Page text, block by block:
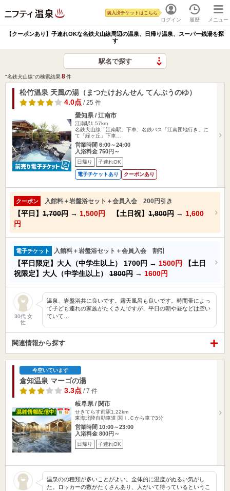
ログイン
購入済チケットはこちら
履歴 メニュー
【クーポンあり】子連れOKな名鉄犬山線周辺の温泉、日帰り温泉、スーパー銭湯を探
す
駅名で探す
"名鉄犬山線"の検索結果8件
松竹温泉 天風の湯（まつたけおんせん てんぷうのゆ）
4.0点 / 25 件
愛知県 / 江南市
江南駅1.57km
名鉄犬山線「江南駅」下車、名鉄バス「江南団地行き」に
て「緑ヶ丘」下車…
営業時間 6:00～24:00
入浴料金 750円～
日帰り 子連れOK
電子チケットあり クーポンあり
クーポン 入館料＋岩盤浴セット＋会員入会 200円引き
【平日】 1,700円 → 1,500円 【土日祝】 1,800円 → 1,600
円
電子チケット 入館料＋岩盤浴セット＋会員入会 割引
【平日限定】大人（中学生以上） 1700円 → 1500円
【土日
祝限定】大人（中学生以上） 1800円 → 1600円
30代 女
性
温泉、岩盤浴共に良いです。露天風呂も良いです。時間帯によっ
て子ども連れの家族がたくさんですが、平日の朝や昼などは空い
ていて…
関連情報から探す
今空いています
倉知温泉 マーゴの湯
3.3点 / 7 件
岐阜県 / 関市
せきてらす前駅1.22km
東海北陸自動車道 関Ｉ.Ｃから車で3分
営業時間 10:00～23:00
入浴料金 800円～
日帰り 子連れOK
温泉のの種類が多いことがよい。全体的に温度がぬるい気がし
た。ロッカーの数がたくさんあり、人がいて待っているというこ